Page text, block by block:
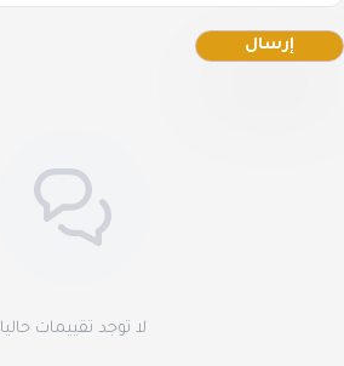
إرسال
لا توجد تقييمات حاليا